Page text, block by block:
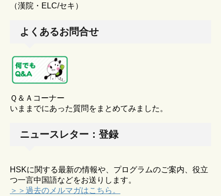
（漢院・ELC/セキ）
よくあるお問合せ
Ｑ＆Ａコーナー
いままでにあった質問をまとめてみました。
ニュースレター：登録
HSKに関する最新の情報や、プログラムのご案内、役立
つ一言中国語などをお送りします。
＞＞過去のメルマガはこちら。